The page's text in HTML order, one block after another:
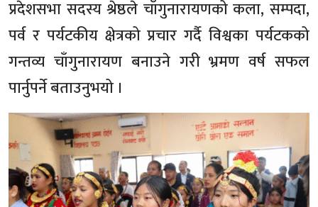
प्रदेशसभा सदस्य श्रेष्ठले चाँगुनारायणको कला, सम्पदा,
पर्व र पर्यटकीय क्षेत्रको प्रचार गर्दै विश्वका पर्यटकको
गन्तव्य चाँगुनारायण बनाउने गरी भ्रमण वर्ष सफल
पार्नुपर्ने बताउनुभयो ।